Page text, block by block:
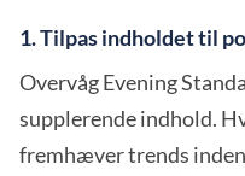
1. Tilpas indholdet til
Overvåg Evening
supplerende indhold.
fremhæver trends